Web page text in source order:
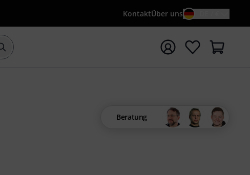
KontaktÜber uns
Suche mit Suchwort {searchTerm} starten
Beratung